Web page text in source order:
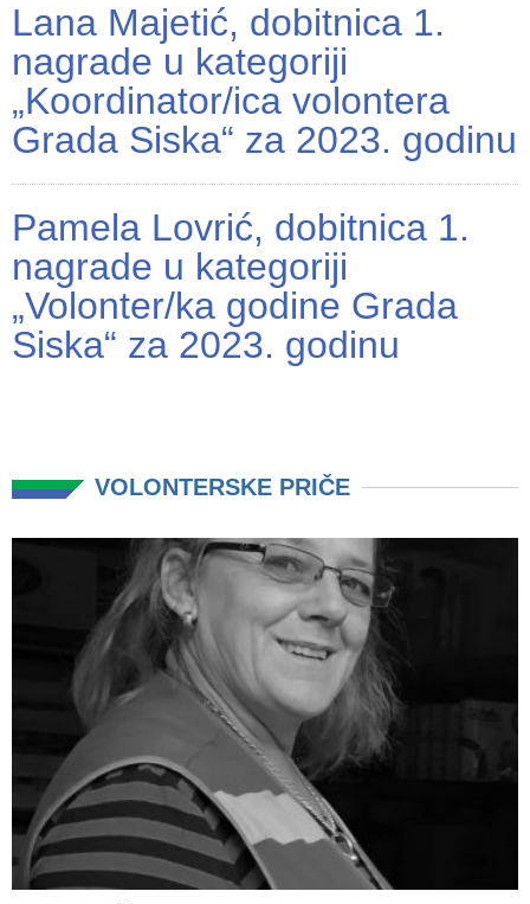
Lana Majetić, dobitnica 1.
nagrade u kategoriji
„Koordinator/ica volontera
Grada Siska“ za 2023. godinu
Pamela Lovrić, dobitnica 1.
nagrade u kategoriji
„Volonter/ka godine Grada
Siska“ za 2023. godinu
VOLONTERSKE PRIČE